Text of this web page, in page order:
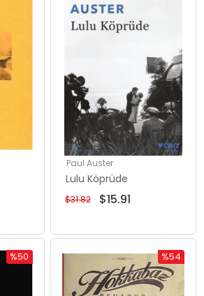
Paul Auster
Lulu Köprüde
$15.91
$31.82
%50
%54
İndirim